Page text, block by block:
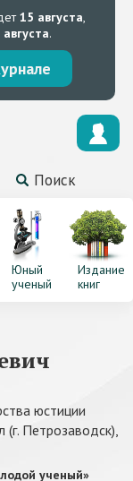
15 августа,
.
Поиск
Юный
ученый
Издание
книг
юстиции
Петрозаводск),
ученый»